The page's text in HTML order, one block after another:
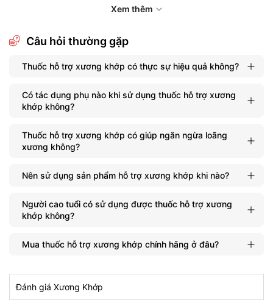
Trong thực phẩm hỗ trợ xương khớp có chứa MSM - một hợp
khớp xương và giảm viêm đau do thoái hóa xương khớp, tổn
cường độ cao.
bớt các triệu chứng sưng viêm mà còn hỗ trợ quá trình phục hồi
và duy trì sức khỏe của khớp, giúp bạn vận động dễ dàng và
thoải mái hơn.
Cải thiện sức khỏe xương
bằng cách cung cấp các dưỡng chất thiết yếu như canxi,
vitamin D và magie. Đặc biệt là canxi - thành phần quan trọng
tập gym, thể thao có thể sử dụng loại thuốc hỗ trợ này để tăng
chấn thương nặng trong luyện tập.
Tăng sự linh hoạt
Xem thêm
Câu hỏi thường gặp
Thuốc hỗ trợ xương khớp có thực sự hiệu quả không?
Có tác dụng phụ nào khi sử dụng thuốc hỗ trợ xương
khớp không?
Thuốc hỗ trợ xương khớp có giúp ngăn ngừa loãng
xương không?
Nên sử dụng sản phẩm hỗ trợ xương khớp khi nào?
Người cao tuổi có sử dụng được thuốc hỗ trợ xương
khớp không?
Mua thuốc hỗ trợ xương khớp chính hãng ở đâu?
Đánh giá Xương Khớp